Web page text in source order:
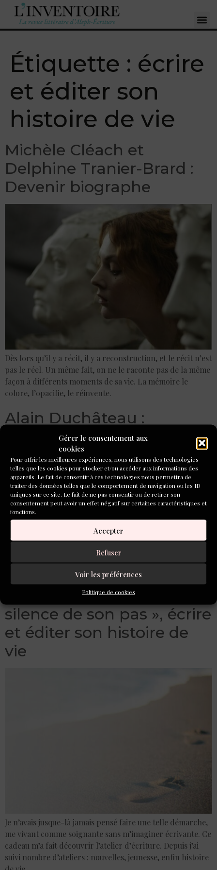
Gérer le consentement aux
cookies
Pour offrir les meilleures expériences, nous utilisons des technologies
telles que les cookies pour stocker et/ou accéder aux informations des
appareils. Le fait de consentir à ces technologies nous permettra de
traiter des données telles que le comportement de navigation ou les ID
uniques sur ce site. Le fait de ne pas consentir ou de retirer son
consentement peut avoir un effet négatif sur certaines caractéristiques et
fonctions.
Accepter
Refuser
Voir les préférences
Politique de cookies
Étiquette : écrire
et éditer son
histoire de vie
Michèle Cléach et
Delphine Tranier-Brard :
Devenir biographe
Dès lors qu’il y a récit, il y a reconstruction, et le récit n’est
pas le réel. Un même fait, on ne le raconte pas de la même
façon à différents moments de sa vie. La mémoire le
colore, l’opacifie, le réinvente.
Alain Duchâteau :
« Portraits de famille »
Un de mes arrière-arrière-grand-père, une figure
patriarcale très austère, a écrit à sa femme, partie chez ses
parents se remettre d’une naissance difficile : « Ton silence
me tue !». Ce cri d’angoisse devant le sort de sa femme et
de son enfant me dit aujourd’hui le désarroi de cet
homme, toujours présenté dans la légende familiale
comme très sûr de lui. J’ai souhaité brosser quelques
portraits de mes ascendants, comme un restaurateur peut
redécouvrir les couleurs originales d’un tableau.
Anny Claude Melloul-
Hammel : « Dans le
silence de son pas », écrire
et éditer son histoire de
vie
Je n’avais jusque-là jamais pensé faire une telle démarche,
me vivant comme soignante sans m’imaginer écrivante. Ce
cadeau m’a fait découvrir l’atelier d’écriture. Depuis j’ai
suivi nombre d’ateliers : nouvelles, jeunesse, enfin histoire